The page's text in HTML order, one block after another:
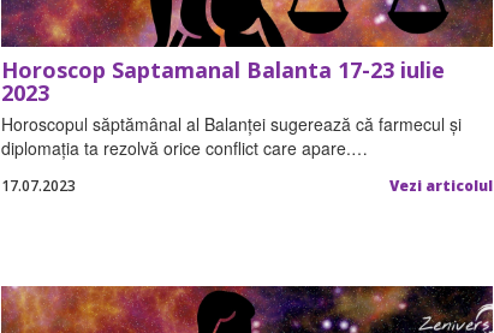
Horoscop Saptamanal Balanta 17-23 iulie
2023
Horoscopul săptămânal al Balanței sugerează că farmecul și
diplomația ta rezolvă orice conflict care apare.…
17.07.2023 Vezi articolul